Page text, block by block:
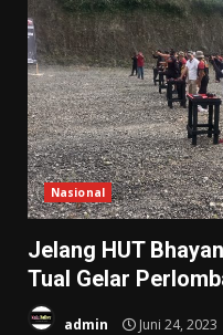
Nasional
Jelang HUT
Tual Gelar
admin Juni 24, 2023